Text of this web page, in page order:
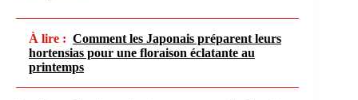
À lire : Comment les Japonais préparent leurs
hortensias pour une floraison éclatante au
printemps